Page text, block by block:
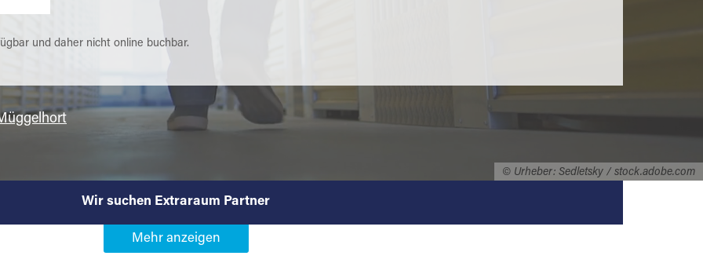
© Urheber: Sedletsky / stock.adobe.com
und daher nicht online buchbar.
Wir suchen Extraraum Partner
Partner in